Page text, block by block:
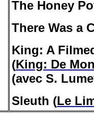
The Honey
There Was a
King: A
(King: De
(avec S.
Sleuth (Le